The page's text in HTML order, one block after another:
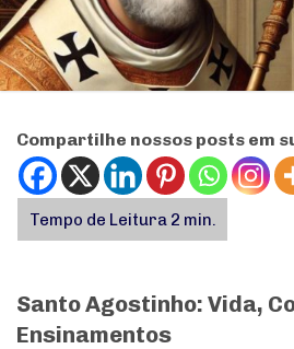
Compartilhe nossos posts em
Santo Agostinho: Vida,
Ensinamentos